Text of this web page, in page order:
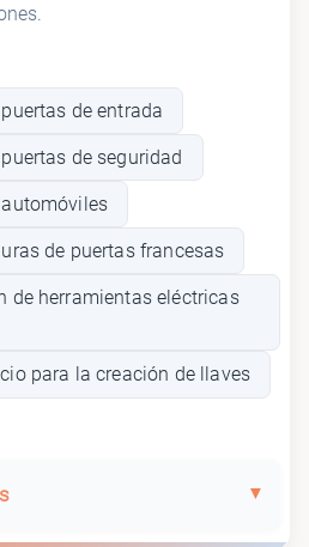
de entrada
de seguridad
de puertas francesas
de herramientas eléctricas
para la creación de llaves